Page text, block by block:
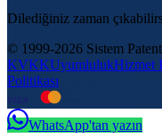
Dilediğiniz zaman
© 1999-2026 Sistem
KVKKUyumlulukHizmet
Politikası
WhatsApp'tan yazın